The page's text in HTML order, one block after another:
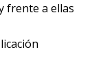
frente a ellas